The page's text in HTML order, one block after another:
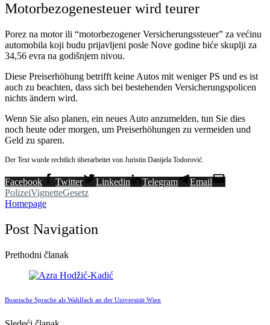
Motorbezogenesteuer wird teurer
Porez na motor ili “motorbezogener Versicherungssteuer” za većinu
automobila koji budu prijavljeni posle Nove godine biće skuplji za
34,56 evra na godišnjem nivou.
Diese Preiserhöhung betrifft keine Autos mit weniger PS und es ist
auch zu beachten, dass sich bei bestehenden Versicherungspolicen
nichts ändern wird.
Wenn Sie also planen, ein neues Auto anzumelden, tun Sie dies
noch heute oder morgen, um Preiserhöhungen zu vermeiden und
Geld zu sparen.
Der Text wurde rechtlich überarbeitet von Juristin Danijela Todorović.
Facebook Twitter Linkedin Telegram
Email
PolizeiVignetteGesetz
Homepage
Post Navigation
Prethodni članak
Bosnische Sprache als Wahlfach an der Universität Wien